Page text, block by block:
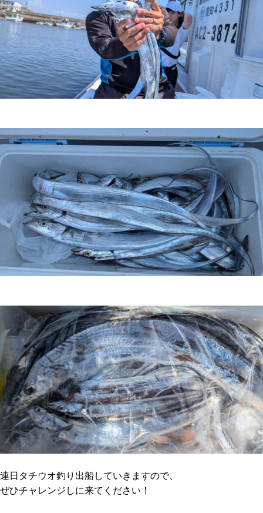
連日タチウオ釣り出船していきますので、
ぜひチャレンジしに来てください！